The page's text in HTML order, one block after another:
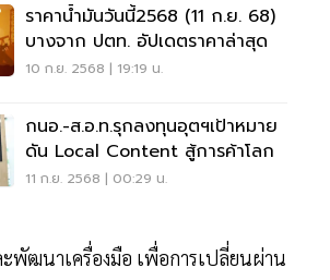
ราคาน้ำมันวันนี้2568 (11 ก.ย. 68)
บางจาก ปตท. อัปเดตราคาล่าสุด
10 ก.ย. 2568 | 19:19 น.
กนอ.-ส.อ.ท.รุกลงทุนอุตฯเป้าหมาย
ดัน Local Content สู้การค้าโลก
11 ก.ย. 2568 | 00:29 น.
พัฒนาเครื่องมือ เพื่อการเปลี่ยนผ่าน